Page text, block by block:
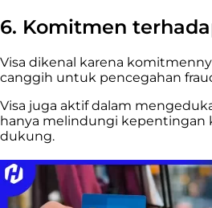
6. Komitmen
Visa dikenal karena
canggih untuk pencegahan
Visa juga aktif dalam
hanya melindungi kepentingan
dukung.